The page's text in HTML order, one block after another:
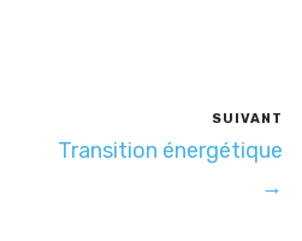
SUIVANT
Transition énergétique
→